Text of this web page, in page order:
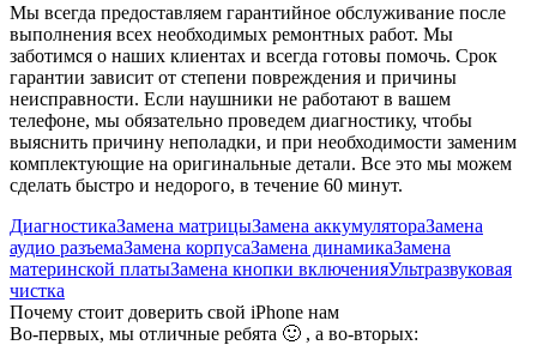
Мы всегда предоставляем гарантийное обслуживание после
выполнения всех необходимых ремонтных работ. Мы
заботимся о наших клиентах и всегда готовы помочь. Срок
гарантии зависит от степени повреждения и причины
неисправности. Если наушники не работают в вашем
телефоне, мы обязательно проведем диагностику, чтобы
выяснить причину неполадки, и при необходимости заменим
комплектующие на оригинальные детали. Все это мы можем
сделать быстро и недорого, в течение 60 минут.
ДиагностикаЗамена матрицыЗамена аккумулятораЗамена
аудио разъемаЗамена корпусаЗамена динамикаЗамена
материнской платыЗамена кнопки включенияУльтразвуковая
чистка
Почему стоит доверить свой iPhone нам
Во-первых, мы отличные ребята 🙂 , а во-вторых: